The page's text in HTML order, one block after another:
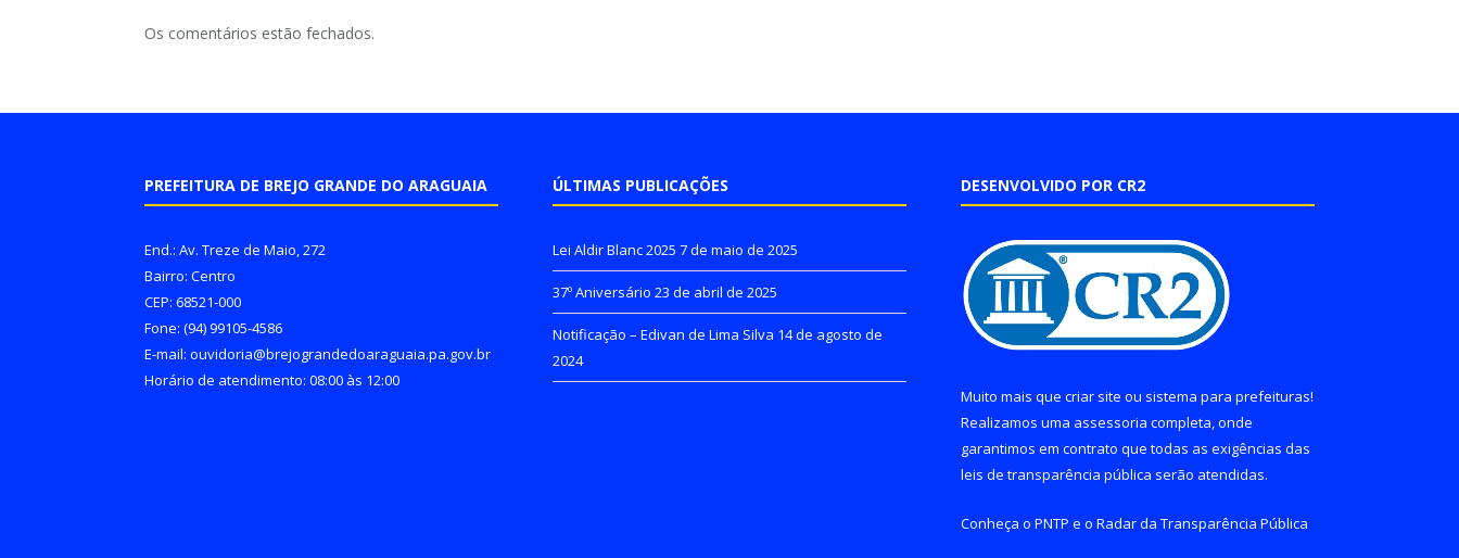
Os comentários estão fechados.
PREFEITURA DE BREJO GRANDE DO ARAGUAIA
End.: Av. Treze de Maio, 272
Bairro: Centro
CEP: 68521-000
Fone: (94) 99105-4586
E-mail: ouvidoria@brejograndedoaraguaia.pa.gov.br
Horário de atendimento: 08:00 às 12:00
ÚLTIMAS PUBLICAÇÕES
Lei Aldir Blanc 2025 7 de maio de 2025
37º Aniversário 23 de abril de 2025
Notificação – Edivan de Lima Silva 14 de agosto de
2024
DESENVOLVIDO POR CR2
Muito mais que criar site ou sistema para prefeituras!
Realizamos uma assessoria completa, onde
garantimos em contrato que todas as exigências das
leis de transparência pública serão atendidas.
Conheça o PNTP e o Radar da Transparência Pública